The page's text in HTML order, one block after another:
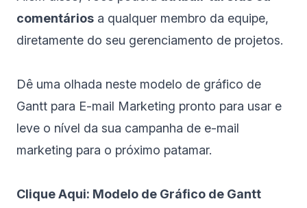
comentários a qualquer membro da equipe,
diretamente do seu gerenciamento de projetos.
Dê uma olhada neste modelo de gráfico de
Gantt para E-mail Marketing pronto para usar e
leve o nível da sua campanha de e-mail
marketing para o próximo patamar.
Clique Aqui: Modelo de Gráfico de Gantt